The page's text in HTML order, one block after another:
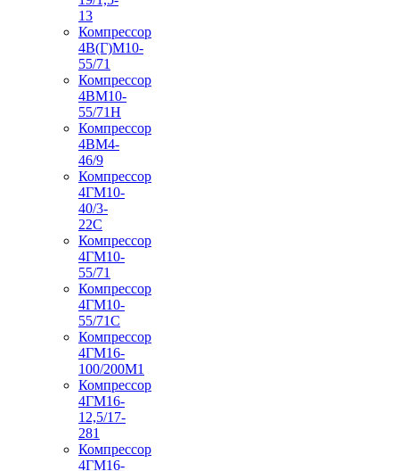
13
Компрессор
4В(Г)М10-
55/71
Компрессор
4ВМ10-
55/71Н
Компрессор
4ВМ4-
46/9
Компрессор
4ГМ10-
40/3-
22С
Компрессор
4ГМ10-
55/71
Компрессор
4ГМ10-
55/71С
Компрессор
4ГМ16-
100/200М1
Компрессор
4ГМ16-
12,5/17-
281
Компрессор
4ГМ16-